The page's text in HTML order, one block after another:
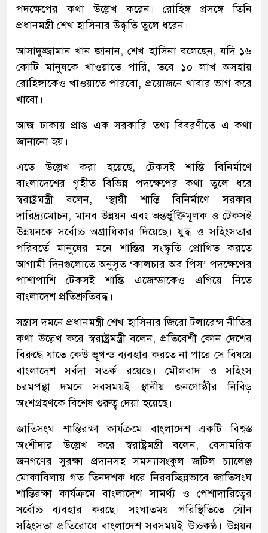
পদক্ষেপের কথা উল্লেখ করেন। রোহিঙ্গ প্রসঙ্গে তিনি
প্রধানমন্ত্রী শেখ হাসিনার উদ্ধৃতি তুলে ধরেন।
আসাদুজ্জামান খান জানান, শেখ হাসিনা বলেছেন, যদি ১৬
কোটি মানুষকে খাওয়াতে পারি, তবে ১০ লাখ অসহায়
রোহিঙ্গাকেও খাওয়াতে পারবো, প্রয়োজনে খাবার ভাগ করে
খাবো।
আজ ঢাকায় প্রাপ্ত এক সরকারি তথ্য বিবরণীতে এ কথা
জানানো হয়।
এতে উল্লেখ করা হয়েছে, টেকসই শান্তি বিনির্মাণে
বাংলাদেশের গৃহীত বিভিন্ন পদক্ষেপের কথা তুলে ধরে
স্বরাষ্ট্রমন্ত্রী বলেন, ‘স্থায়ী শান্তি বিনির্মাণে সরকার
দারিদ্র্যমোচন, মানব উন্নয়ন এবং অন্তর্ভুক্তিমূলক ও টেকসই
উন্নয়নকে সর্বোচ্চ অগ্রাধিকার দিয়েছে। যুদ্ধ ও সহিংসতার
পরিবর্তে মানুষের মনে শান্তির সংস্কৃতি প্রোথিত করতে
আগামী দিনগুলোতে অনুসৃত ‘কালচার অব পিস’ পদক্ষেপের
পাশাপাশি টেকসই শান্তি এজেন্ডাকেও এগিয়ে নিতে
বাংলাদেশ প্রতিশ্রুতিবদ্ধ।
সন্ত্রাস দমনে প্রধানমন্ত্রী শেখ হাসিনার জিরো টলারেন্স নীতির
কথা উল্লেখ করে স্বরাষ্ট্রমন্ত্রী বলেন, প্রতিবেশী কোন দেশের
বিরুদ্ধে যাতে কেউ ভূখন্ড ব্যবহার করতে না পারে সে বিষয়ে
বাংলাদেশ সর্বদা সতর্ক রয়েছে। মৌলবাদ ও সহিংস
চরমপন্থা দমনে সবসময়ই স্থানীয় জনগোষ্ঠীর নিবিড়
অংশগ্রহণকে বিশেষ গুরুত্ব দেয়া হয়েছে।
জাতিসংঘ শান্তিরক্ষা কার্যক্রমে বাংলাদেশ একটি বিশ্বস্ত
অংশীদার উল্লেখ করে স্বরাষ্ট্রমন্ত্রী বলেন, বেসামরিক
জনগণের সুরক্ষা প্রদানসহ সমস্যাসংকুল জটিল চ্যালেঞ্জ
মোকাবিলায় গত তিনদশক ধরে নিরবচ্ছিন্নভাবে জাতিসংঘ
শান্তিরক্ষা কার্যক্রমে বাংলাদেশ সামর্থ্য ও পেশাদারিত্বের
সর্বোচ্চ ব্যবহার করছে। সংঘাতময় পরিস্থিতিতে যৌন
সহিংসতা প্রতিরোধে বাংলাদেশ সবসময়ই উচ্চকণ্ঠ। উন্নয়ন